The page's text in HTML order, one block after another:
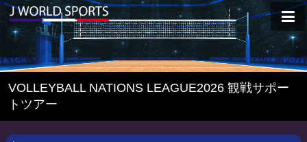
VOLLEYBALL NATIONS LEAGUE2026 観戦サポー
トツアー